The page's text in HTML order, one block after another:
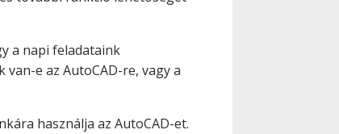
a napi feladataink
e az AutoCAD-re, vagy a
használja az AutoCAD-et.